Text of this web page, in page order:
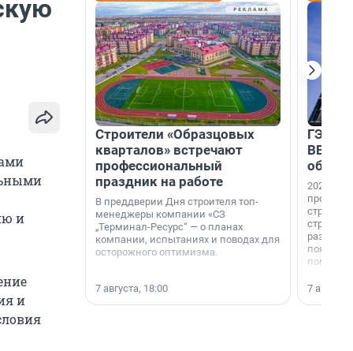
и
и
Строители «Образцовых
кварталов» встречают
профессиональный
праздник на работе
В преддверии Дня строителя топ-
менеджеры компании «СЗ
„Терминал-Ресурс“ — о планах
компании, испытаниях и поводах для
осторожного оптимизма.
7 августа, 18:00
ГЭС,
ВВП: в
об
2026-й —
раз. В
7